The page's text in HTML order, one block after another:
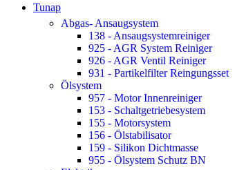
Tunap
Abgas- Ansaugsystem
138 - Ansaugsystemreiniger
925 - AGR System Reiniger
926 - AGR Ventil Reiniger
931 - Partikelfilter Reingungsset
Ölsystem
957 - Motor Innenreiniger
153 - Schaltgetriebesystem
155 - Motorsystem
156 - Ölstabilisator
159 - Silikon Dichtmasse
955 - Ölsystem Schutz BN